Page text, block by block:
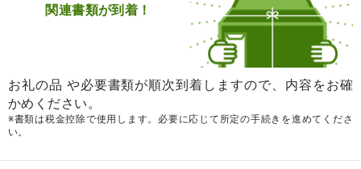
関連書類が到着！
お礼の品 や必要書類が順次到着しますので、内容をお確
かめください。
※書類は税金控除で使用します。必要に応じて所定の手続きを進めてくださ
い。